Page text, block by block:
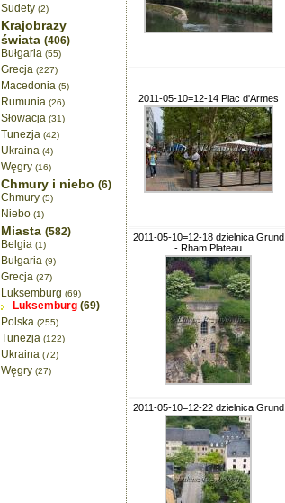
Sudety (2)
Krajobrazy
świata (406)
Bułgaria (55)
Grecja (227)
Macedonia (5)
Rumunia (26)
Słowacja (31)
Tunezja (42)
Ukraina (4)
Węgry (16)
Chmury i niebo (6)
Chmury (5)
Niebo (1)
Miasta (582)
Belgia (1)
Bułgaria (9)
Grecja (27)
Luksemburg (69)
Luksemburg (69)
Polska (255)
Tunezja (122)
Ukraina (72)
Węgry (27)
2011-05-10=12-14 Plac d'Armes
2011-05-10=12-18 dzielnica Grund
- Rham Plateau
2011-05-10=12-22 dzielnica Grund